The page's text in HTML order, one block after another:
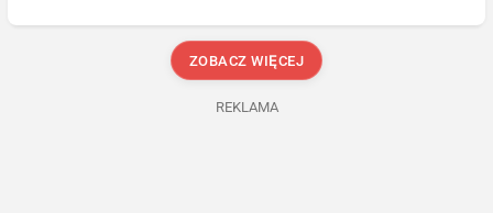
ZOBACZ WIĘCEJ
REKLAMA